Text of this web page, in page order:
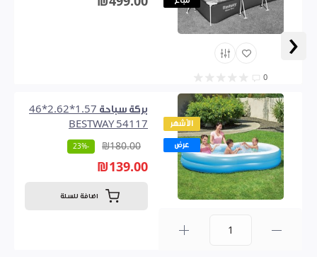
‹
0
الأشهر
عرض
بركة سباحة 1.57*2.62*46
BESTWAY 54117
₪180.00
-23%
₪139.00
اضافة للسلة